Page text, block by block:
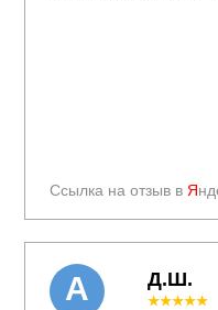
Ссылка на отзыв в Я
Д.Ш.
★★★★★
А